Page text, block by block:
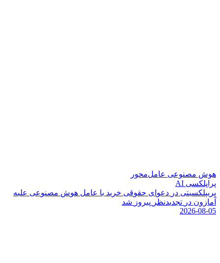
هوش مصنوعی عامل‌محور
پراپلکسی AI
پر یپلکسیتی در دعو ی حقوقی خر ید با عامل هوش مصنوعی علیه
ماز ون در تجدیدنظر پیر وز شد
2026-08-05